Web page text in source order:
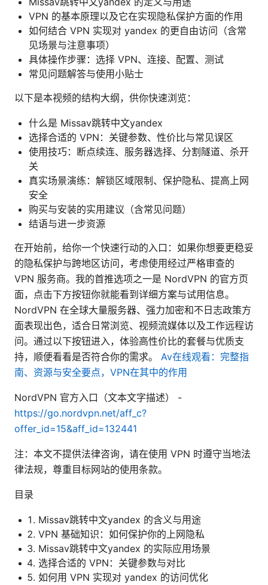
VPN 的基本原理以及它在实现隐私保护方面的作用
如何结合 VPN 实现对 yandex 的更自由访问（含常
见场景与注意事项）
具体操作步骤：选择 VPN、连接、配置、测试
常见问题解答与使用小贴士
以下是本视频的结构大纲，供你快速浏览：
什么是 Missav跳转中文yandex
选择合适的 VPN：关键参数、性价比与常见误区
使用技巧：断点续连、服务器选择、分割隧道、杀开
关
真实场景演练：解锁区域限制、保护隐私、提高上网
安全
购买与安装的实用建议（含常见问题）
结语与进一步资源
在开始前，给你一个快速行动的入口：如果你想要更稳妥
的隐私保护与跨地区访问，考虑使用经过严格审查的
VPN 服务商。我的首推选项之一是 NordVPN 的官方页
面，点击下方按钮你就能看到详细方案与试用信息。
NordVPN 在全球大量服务器、强力加密和不日志政策方
面表现出色，适合日常浏览、视频流媒体以及工作远程访
问。通过以下按钮进入，体验高性价比的套餐与优质支
持，顺便看看是否符合你的需求。 Av在线观看：完整指
南、资源与安全要点，VPN在其中的作用
NordVPN 官方入口（文本文字描述） -
https://go.nordvpn.net/aff_c?
offer_id=15&aff_id=132441
注：本文不提供法律咨询，请在使用 VPN 时遵守当地法
律法规，尊重目标网站的使用条款。
目录
Missav跳转中文yandex 的含义与用途
VPN 基础知识：如何保护你的上网隐私
Missav跳转中文yandex 的实际应用场景
选择合适的 VPN：关键参数与对比
如何用 VPN 实现对 yandex 的访问优化